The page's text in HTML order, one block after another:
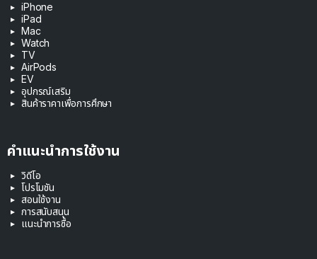
iPhone
iPad
Mac
Watch
TV
AirPods
EV
อุปกรณ์เสริม
สินค้าราคาเพื่อการศึกษา
คำแนะนำการใช้งาน
วิดีโอ
โปรโมชัน
สอนใช้งาน
การสนับสนุน
แนะนำการซื้อ